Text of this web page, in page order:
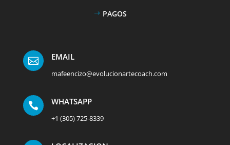
PAGOS
 EMAIL
mafeencizo@evolucionartecoach.com
 WHATSAPP
+1 (305) 725-8339